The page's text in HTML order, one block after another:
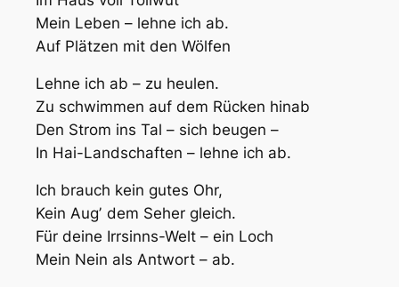
Mein Leben – lehne ich ab.
Auf Plätzen mit den Wölfen
Lehne ich ab – zu heulen.
Zu schwimmen auf dem Rücken hinab
Den Strom ins Tal – sich beugen –
In Hai-Landschaften – lehne ich ab.
Ich brauch kein gutes Ohr,
Kein Augʼ dem Seher gleich.
Für deine Irrsinns-Welt – ein Loch
Mein Nein als Antwort – ab.